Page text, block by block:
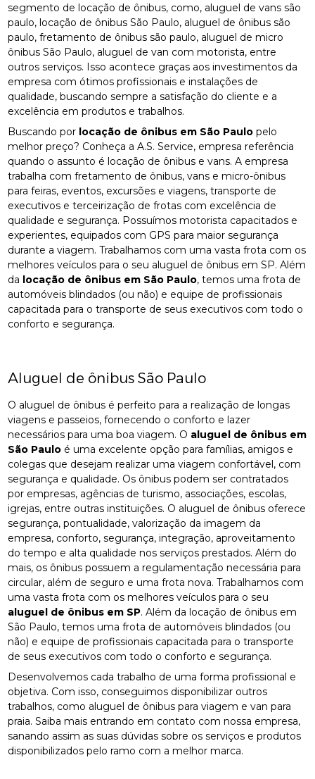
segmento de locação de ônibus, como, aluguel de vans são
paulo, locação de ônibus São Paulo, aluguel de ônibus são
paulo, fretamento de ônibus são paulo, aluguel de micro
ônibus São Paulo, aluguel de van com motorista, entre
outros serviços. Isso acontece graças aos investimentos da
empresa com ótimos profissionais e instalações de
qualidade, buscando sempre a satisfação do cliente e a
excelência em produtos e trabalhos.
Buscando por locação de ônibus em São Paulo pelo
melhor preço? Conheça a A.S. Service, empresa referência
quando o assunto é locação de ônibus e vans. A empresa
trabalha com fretamento de ônibus, vans e micro-ônibus
para feiras, eventos, excursões e viagens, transporte de
executivos e terceirização de frotas com excelência de
qualidade e segurança. Possuímos motorista capacitados e
experientes, equipados com GPS para maior segurança
durante a viagem. Trabalhamos com uma vasta frota com os
melhores veículos para o seu aluguel de ônibus em SP. Além
da locação de ônibus em São Paulo, temos uma frota de
automóveis blindados (ou não) e equipe de profissionais
capacitada para o transporte de seus executivos com todo o
conforto e segurança.
Aluguel de ônibus São Paulo
O aluguel de ônibus é perfeito para a realização de longas
viagens e passeios, fornecendo o conforto e lazer
necessários para uma boa viagem. O aluguel de ônibus em
São Paulo é uma excelente opção para famílias, amigos e
colegas que desejam realizar uma viagem confortável, com
segurança e qualidade. Os ônibus podem ser contratados
por empresas, agências de turismo, associações, escolas,
igrejas, entre outras instituições. O aluguel de ônibus oferece
segurança, pontualidade, valorização da imagem da
empresa, conforto, segurança, integração, aproveitamento
do tempo e alta qualidade nos serviços prestados. Além do
mais, os ônibus possuem a regulamentação necessária para
circular, além de seguro e uma frota nova. Trabalhamos com
uma vasta frota com os melhores veículos para o seu
aluguel de ônibus em SP. Além da locação de ônibus em
São Paulo, temos uma frota de automóveis blindados (ou
não) e equipe de profissionais capacitada para o transporte
de seus executivos com todo o conforto e segurança.
Desenvolvemos cada trabalho de uma forma profissional e
objetiva. Com isso, conseguimos disponibilizar outros
trabalhos, como aluguel de ônibus para viagem e van para
praia. Saiba mais entrando em contato com nossa empresa,
sanando assim as suas dúvidas sobre os serviços e produtos
disponibilizados pelo ramo com a melhor marca.